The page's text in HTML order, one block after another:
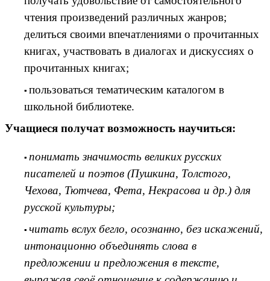
чтения произведений различных жанров;
делиться своими впечатлениями о прочитанных
книгах, участвовать в диалогах и дискуссиях о
прочитанных книгах;
пользоваться тематическим каталогом в
школьной библиотеке.
Учащиеся получат возможность научиться:
понимать значимость великих русских
писателей и поэтов (Пушкина, Толстого,
Чехова, Тютчева, Фета, Некрасова и др.) для
русской культуры;
читать вслух бегло, осознанно, без искажений,
интонационно объединять слова в
предложении и предложения в тексте,